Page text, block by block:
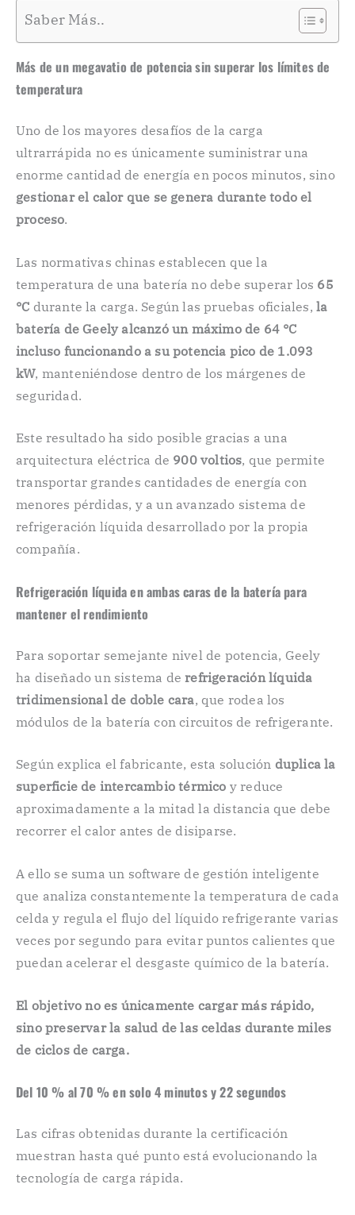
Saber Más..
Más de un megavatio de potencia sin superar los límites de
temperatura
Uno de los mayores desafíos de la carga
ultrarrápida no es únicamente suministrar una
enorme cantidad de energía en pocos minutos, sino
gestionar el calor que se genera durante todo el
proceso.
Las normativas chinas establecen que la
temperatura de una batería no debe superar los 65
°C durante la carga. Según las pruebas oficiales,la
batería de Geely alcanzó un máximo de 64 °C
incluso funcionando a su potencia pico de 1.093
kW, manteniéndose dentro de los márgenes de
seguridad.
Este resultado ha sido posible gracias a una
arquitectura eléctrica de 900 voltios, que permite
transportar grandes cantidades de energía con
menores pérdidas, y a un avanzado sistema de
refrigeración líquida desarrollado por la propia
compañía.
Refrigeración líquida en ambas caras de la batería para
mantener el rendimiento
Para soportar semejante nivel de potencia, Geely
ha diseñado un sistema derefrigeración líquida
tridimensional de doble cara, que rodea los
módulos de la batería con circuitos de refrigerante.
Según explica el fabricante, esta solución duplica la
superficie de intercambio térmico y reduce
aproximadamente a la mitad la distancia que debe
recorrer el calor antes de disiparse.
A ello se suma un software de gestión inteligente
que analiza constantemente la temperatura de cada
celda y regula el flujo del líquido refrigerante varias
veces por segundo para evitar puntos calientes que
puedan acelerar el desgaste químico de la batería.
El objetivo no es únicamente cargar más rápido,
sino preservar la salud de las celdas durante miles
de ciclos de carga.
Del 10 % al 70 % en solo 4 minutos y 22 segundos
Las cifras obtenidas durante la certificación
muestran hasta qué punto está evolucionando la
tecnología de carga rápida.